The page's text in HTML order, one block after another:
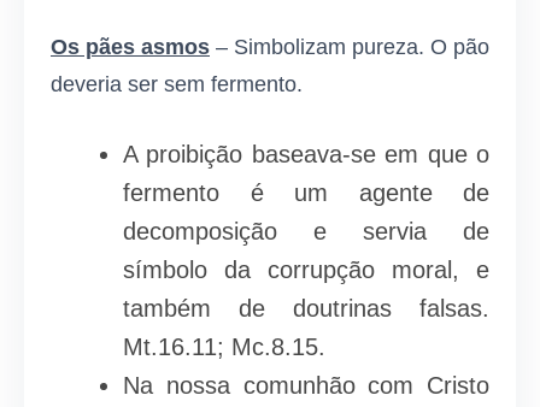
Os pães asmos – Simbolizam pureza. O pão
deveria ser sem fermento.
A proibição baseava-se em que o
fermento é um agente de
decomposição e servia de
símbolo da corrupção moral, e
também de doutrinas falsas.
Mt.16.11; Mc.8.15.
Na nossa comunhão com Cristo